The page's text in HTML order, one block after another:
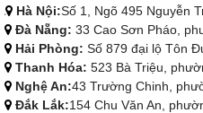
Hà Nội:Số 1, Ngõ 495 Nguyễn
Đà Nẵng: 33 Cao Sơn Pháo,
Hải Phòng: Số 879 đại lộ Tôn
Thanh Hóa: 523 Bà Triệu,
Nghệ An:43 Trường Chinh,
Đắk Lắk:154 Chu Văn An,